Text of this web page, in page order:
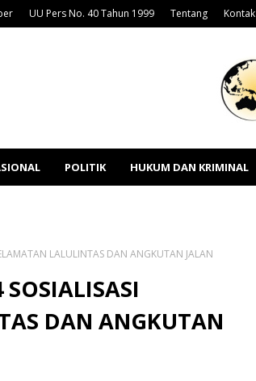
UU Pers No. 40 Tahun 1999 Tentang Kontak
POLITIK HUKUM DAN KRIMINAL
LALULINTAS DAN ANGKUTAN JALAN
DAN ANGKUTAN